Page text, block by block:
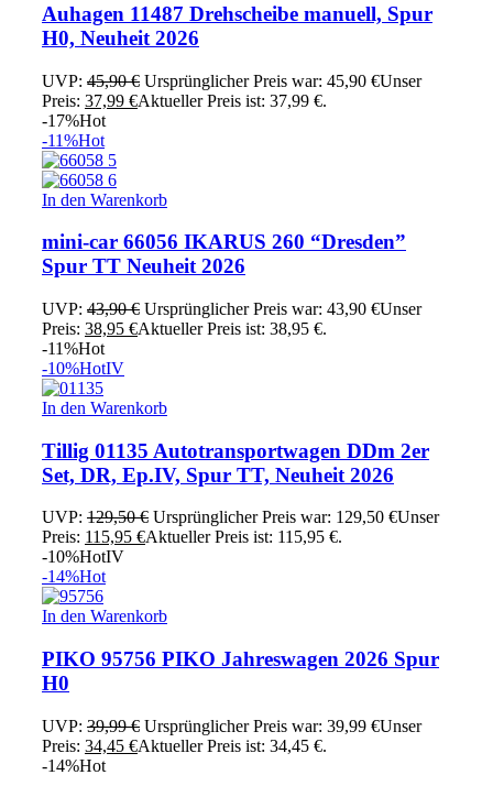
Auhagen 11487 Drehscheibe manuell, Spur
H0, Neuheit 2026
UVP: 45,90€ Ursprünglicher Preis war: 45,90 €Unser
Preis: 37,99 €Aktueller Preis ist: 37,99 €.
-17%Hot
-11%Hot
In den Warenkorb
mini-car 66056 IKARUS 260 “Dresden”
Spur TT Neuheit 2026
UVP: 43,90€ Ursprünglicher Preis war: 43,90 €Unser
Preis: 38,95 €Aktueller Preis ist: 38,95 €.
-11%Hot
-10%HotIV
In den Warenkorb
Tillig 01135 Autotransportwagen DDm 2er
Set, DR, Ep.IV, Spur TT, Neuheit 2026
UVP: 129,50€ Ursprünglicher Preis war: 129,50 €Unser
Preis: 115,95 €Aktueller Preis ist: 115,95 €.
-10%HotIV
-14%Hot
In den Warenkorb
PIKO 95756 PIKO Jahreswagen 2026 Spur
H0
UVP: 39,99€ Ursprünglicher Preis war: 39,99 €Unser
Preis: 34,45 €Aktueller Preis ist: 34,45 €.
-14%Hot